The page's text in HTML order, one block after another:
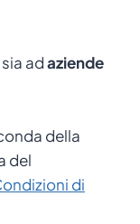
adaziende
della
del
di